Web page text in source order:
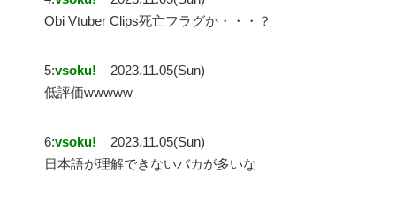
Obi Vtuber Clips死亡フラグか・・・？
5:vsoku!
2023.11.05(Sun)
低評価wwwww
6:vsoku!
2023.11.05(Sun)
日本語が理解できないバカが多いな